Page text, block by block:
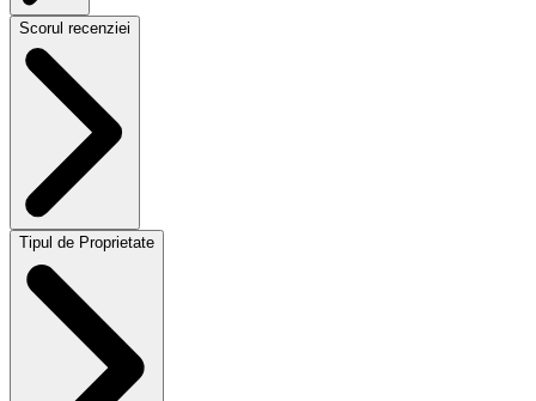
Scorul recenziei
Tipul de Proprietate